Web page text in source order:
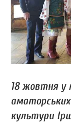
18 жовтня у
культури